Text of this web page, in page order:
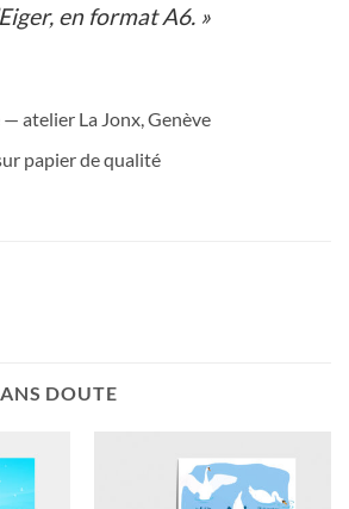
en format A6. »
atelier La Jonx, Genève
papier de qualité
DOUTE